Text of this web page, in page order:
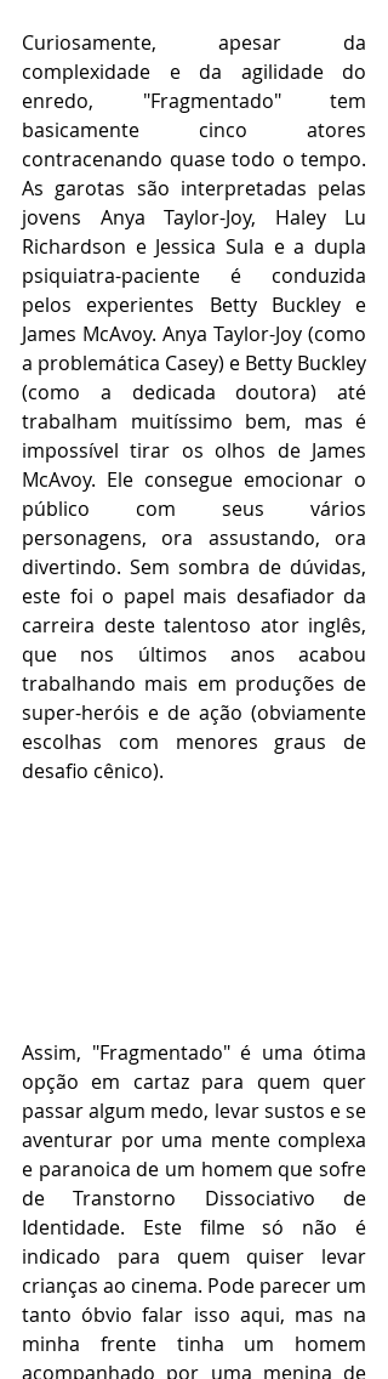
Curiosamente, apesar da
complexidade e da agilidade do
enredo, "Fragmentado" tem
basicamente cinco atores
contracenando quase todo o tempo.
As garotas são interpretadas pelas
jovens Anya Taylor-Joy, Haley Lu
Richardson e Jessica Sula e a dupla
psiquiatra-paciente é conduzida
pelos experientes Betty Buckley e
James McAvoy. Anya Taylor-Joy (como
a problemática Casey) e Betty Buckley
(como a dedicada doutora) até
trabalham muitíssimo bem, mas é
impossível tirar os olhos de James
McAvoy. Ele consegue emocionar o
público com seus vários
personagens, ora assustando, ora
divertindo. Sem sombra de dúvidas,
este foi o papel mais desafiador da
carreira deste talentoso ator inglês,
que nos últimos anos acabou
trabalhando mais em produções de
super-heróis e de ação (obviamente
escolhas com menores graus de
desafio cênico).
Assim, "Fragmentado" é uma ótima
opção em cartaz para quem quer
passar algum medo, levar sustos e se
aventurar por uma mente complexa
e paranoica de um homem que sofre
de Transtorno Dissociativo de
Identidade. Este filme só não é
indicado para quem quiser levar
crianças ao cinema. Pode parecer um
tanto óbvio falar isso aqui, mas na
minha frente tinha um homem
acompanhado por uma menina de